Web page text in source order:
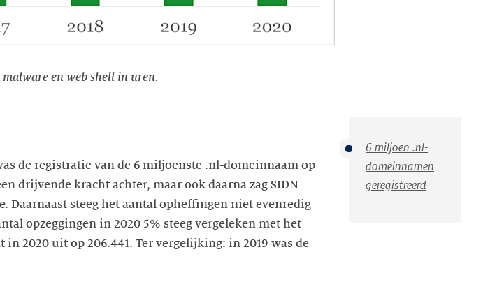
en web shell in uren.
6 miljoen .nl-
domeinnamen
geregistreerd
de registratie van de 6 miljoenste .nl-domeinnaam op
drijvende kracht achter, maar ook daarna zag SIDN
Daarnaast steeg het aantal opheffingen niet evenredig
opzeggingen in 2020 5% steeg vergeleken met het
2020 uit op 206.441. Ter vergelijking: in 2019 was de